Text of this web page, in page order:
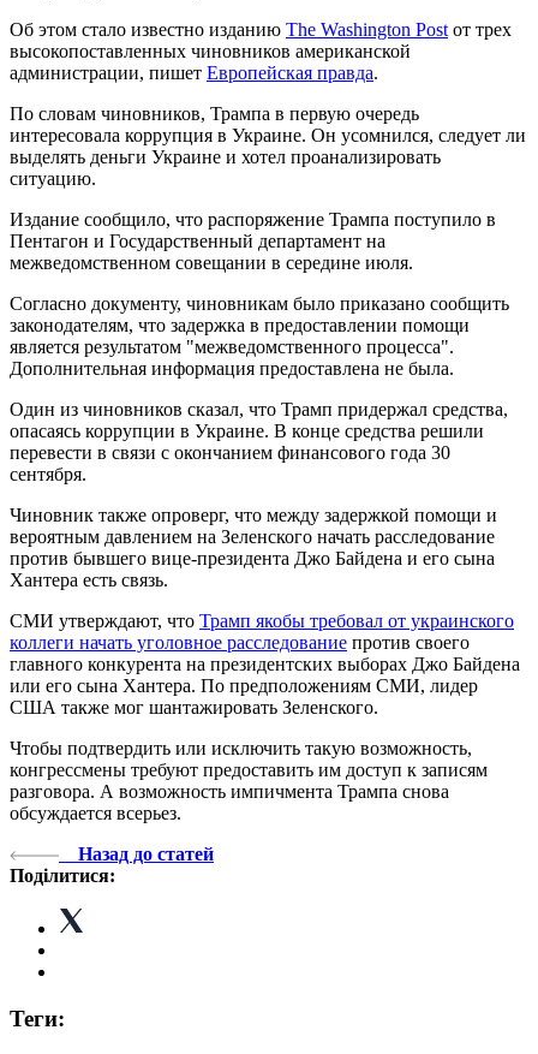
Об этом стало известно изданию The Washington Post от трех
высокопоставленных чиновников американской
администрации, пишет Европейская правда.
По словам чиновников, Трампа в первую очередь
интересовала коррупция в Украине. Он усомнился, следует ли
выделять деньги Украине и хотел проанализировать
ситуацию.
Издание сообщило, что распоряжение Трампа поступило в
Пентагон и Государственный департамент на
межведомственном совещании в середине июля.
Согласно документу, чиновникам было приказано сообщить
законодателям, что задержка в предоставлении помощи
является результатом "межведомственного процесса".
Дополнительная информация предоставлена не была.
Один из чиновников сказал, что Трамп придержал средства,
опасаясь коррупции в Украине. В конце средства решили
перевести в связи с окончанием финансового года 30
сентября.
Чиновник также опроверг, что между задержкой помощи и
вероятным давлением на Зеленского начать расследование
против бывшего вице-президента Джо Байдена и его сына
Хантера есть связь.
СМИ утверждают, что Трамп якобы требовал от украинского
коллеги начать уголовное расследование против своего
главного конкурента на президентских выборах Джо Байдена
или его сына Хантера. По предположениям СМИ, лидер
США также мог шантажировать Зеленского.
Чтобы подтвердить или исключить такую ​​возможность,
конгрессмены требуют предоставить им доступ к записям
разговора. А возможность импичмента Трампа снова
обсуждается всерьез.
Назад до статей
Поділитися:
Теги: